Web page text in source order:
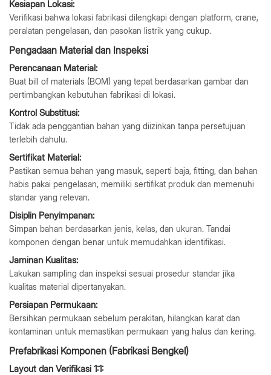
Kesiapan Lokasi:
Verifikasi bahwa lokasi fabrikasi dilengkapi dengan platform, crane,
peralatan pengelasan, dan pasokan listrik yang cukup.
Pengadaan Material dan Inspeksi
Perencanaan Material:
Buat bill of materials (BOM) yang tepat berdasarkan gambar dan
pertimbangkan kebutuhan fabrikasi di lokasi.
Kontrol Substitusi:
Tidak ada penggantian bahan yang diizinkan tanpa persetujuan
terlebih dahulu.
Sertifikat Material:
Pastikan semua bahan yang masuk, seperti baja, fitting, dan bahan
habis pakai pengelasan, memiliki sertifikat produk dan memenuhi
standar yang relevan.
Disiplin Penyimpanan:
Simpan bahan berdasarkan jenis, kelas, dan ukuran. Tandai
komponen dengan benar untuk memudahkan identifikasi.
Jaminan Kualitas:
Lakukan sampling dan inspeksi sesuai prosedur standar jika
kualitas material dipertanyakan.
Persiapan Permukaan:
Bersihkan permukaan sebelum perakitan, hilangkan karat dan
kontaminan untuk memastikan permukaan yang halus dan kering.
Prefabrikasi Komponen (Fabrikasi Bengkel)
Layout dan Verifikasi 1:1: